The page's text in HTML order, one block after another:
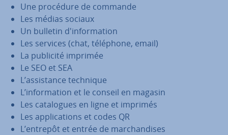
Une procédure de commande
Les médias sociaux
Un bulletin d'in­for­ma­tion
Les services (chat, téléphone, email)
La publicité imprimée
Le SEO et SEA
L’as­sis­tance technique
L’in­for­ma­tion et le conseil en magasin
Les ca­ta­logues en ligne et imprimés
Les ap­pli­ca­tions et codes QR
L’entrepôt et entrée de mar­chan­dises